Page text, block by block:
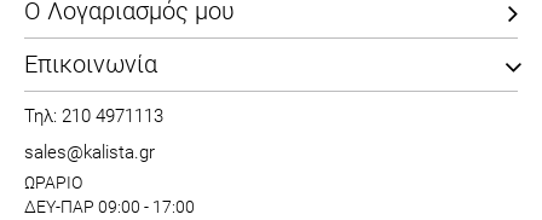
Ο Λογαριασμός μου
Επικοινωνία
Τηλ: 210 4971113
sales@kalista.gr
ΩΡΑΡΙΟ
ΔΕΥ-ΠΑΡ 09:00 - 17:00